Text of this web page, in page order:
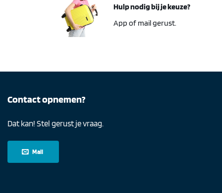
Hulp nodig bij je keuze?
App of mail gerust.
Contact opnemen?
Dat kan! Stel gerust je vraag.
Mail